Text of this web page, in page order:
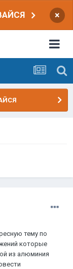
×
тему по
которые
из алюминия